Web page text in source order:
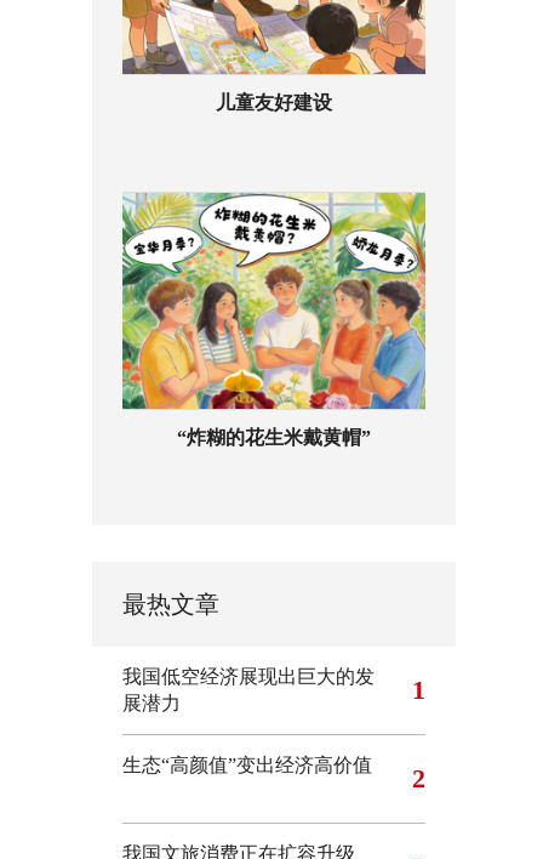
儿童友好建设
“炸糊的花生米戴黄帽”
最热文章
我国低空经济展现出巨大的发
展潜力
1
生态“高颜值”变出经济高价值 2
我国文旅消费正在扩容升级